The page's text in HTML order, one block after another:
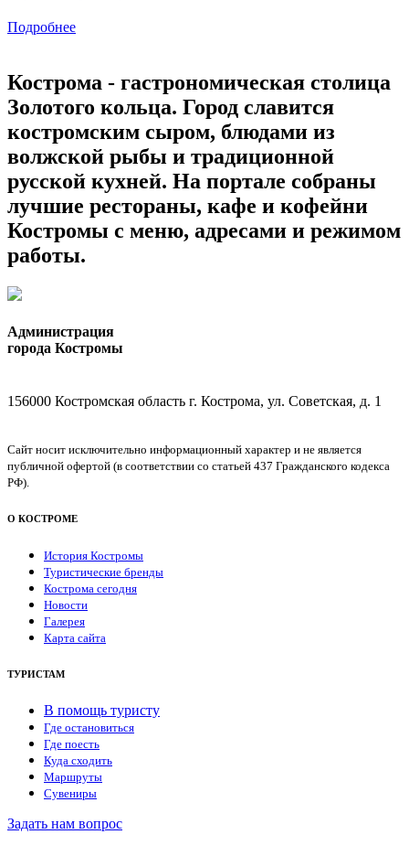
Подробнее
Кострома - гастрономическая столица
Золотого кольца. Город славится
костромским сыром, блюдами из
волжской рыбы и традиционной
русской кухней. На портале собраны
лучшие рестораны, кафе и кофейни
Костромы с меню, адресами и режимом
работы.
Администрация
города Костромы
156000 Костромская область г. Кострома, ул. Советская, д. 1
Сайт носит исключительно информационный характер и не является
публичной офертой (в соответствии со статьей 437 Гражданского кодекса
РФ).
О КОСТРОМЕ
История Костромы
Туристические бренды
Кострома сегодня
Новости
Галерея
Карта сайта
ТУРИСТАМ
В помощь туристу
Где остановиться
Где поесть
Куда сходить
Маршруты
Сувениры
Задать нам вопрос